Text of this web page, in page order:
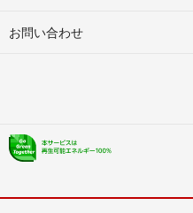
お問い合わせ